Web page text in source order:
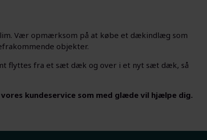
Vær opmærksom på at købe et dækindlæg som
objekter.
flyttes fra et sæt dæk og over i et nyt sæt dæk, så
kundeservice som med glæde vil hjælpe dig.